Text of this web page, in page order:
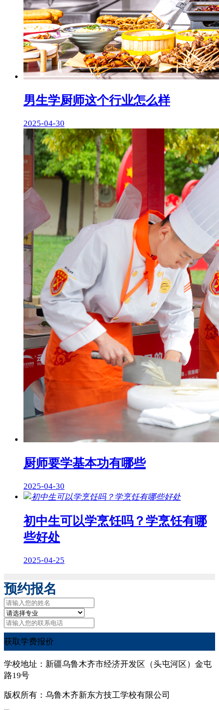
男生学厨师这个行业怎么样
2025-04-30
厨师要学基本功有哪些
2025-04-30
初中生可以学烹饪吗？学烹饪有哪
些好处
2025-04-25
预约报名
获取学费报价
学校地址：新疆乌鲁木齐市经济开发区（头屯河区）金屯
路19号
版权所有：乌鲁木齐新东方技工学校有限公司